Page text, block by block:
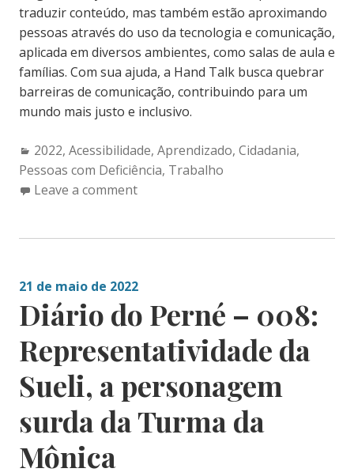
traduzir conteúdo, mas também estão aproximando
pessoas através do uso da tecnologia e comunicação,
aplicada em diversos ambientes, como salas de aula e
famílias. Com sua ajuda, a Hand Talk busca quebrar
barreiras de comunicação, contribuindo para um
mundo mais justo e inclusivo.
Categories:
2022, Acessibilidade, Aprendizado, Cidadania,
Pessoas com Deficiência, Trabalho
Leave a comment
21 de maio de 2022
Diário do Perné – 008:
Representatividade da
Sueli, a personagem
surda da Turma da
Mônica